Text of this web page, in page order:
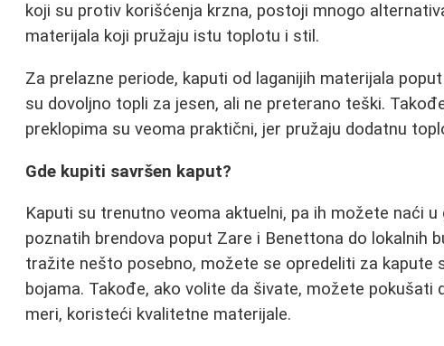
koji su protiv korišćenja krzna, postoji mnogo
materijala koji pružaju istu toplotu i stil.
Za prelazne periode, kaputi od laganijih materijala
su dovoljno topli za jesen, ali ne preterano teški.
preklopima su veoma praktični, jer pružaju dodatnu
Gde kupiti savršen kaput?
Kaputi su trenutno veoma aktuelni, pa ih možete naći
poznatih brendova poput Zare i Benettona do lokalnih
tražite nešto posebno, možete se opredeliti za kapute
bojama. Takođe, ako volite da šivate, možete pokušati
meri, koristeći kvalitetne materijale.